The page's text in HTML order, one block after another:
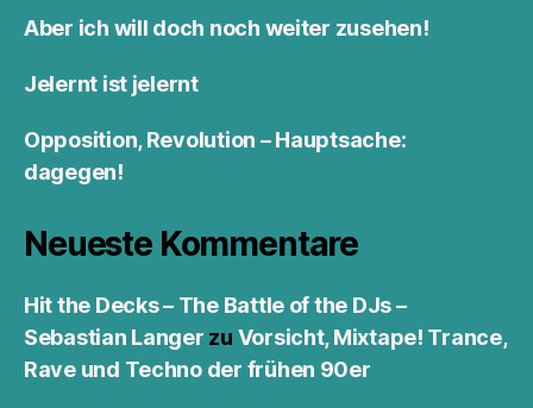
Aber ich will doch noch weiter zusehen!
Jelernt ist jelernt
Opposition, Revolution – Hauptsache:
dagegen!
Neueste Kommentare
Hit the Decks – The Battle of the DJs –
Sebastian Langer zu Vorsicht, Mixtape! Trance,
Rave und Techno der frühen 90er